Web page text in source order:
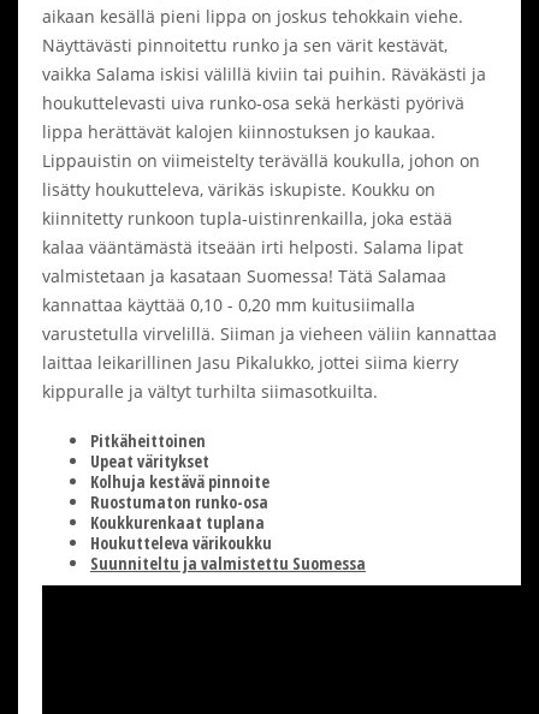
aikaan kesällä pieni lippa on joskus tehokkain viehe.
Näyttävästi pinnoitettu runko ja sen värit kestävät,
vaikka Salama iskisi välillä kiviin tai puihin. Räväkästi ja
houkuttelevasti uiva runko-osa sekä herkästi pyörivä
lippa herättävät kalojen kiinnostuksen jo kaukaa.
Lippauistin on viimeistelty terävällä koukulla, johon on
lisätty houkutteleva, värikäs iskupiste. Koukku on
kiinnitetty runkoon tupla-uistinrenkailla, joka estää
kalaa vääntämästä itseään irti helposti. Salama lipat
valmistetaan ja kasataan Suomessa! Tätä Salamaa
kannattaa käyttää 0,10 - 0,20 mm kuitusiimalla
varustetulla virvelillä. Siiman ja vieheen väliin kannattaa
laittaa leikarillinen Jasu Pikalukko, jottei siima kierry
kippuralle ja vältyt turhilta siimasotkuilta.
Pitkäheittoinen
Upeat väritykset
Kolhuja kestävä pinnoite
Ruostumaton runko-osa
Koukkurenkaat tuplana
Houkutteleva värikoukku
Suunniteltu ja valmistettu Suomessa